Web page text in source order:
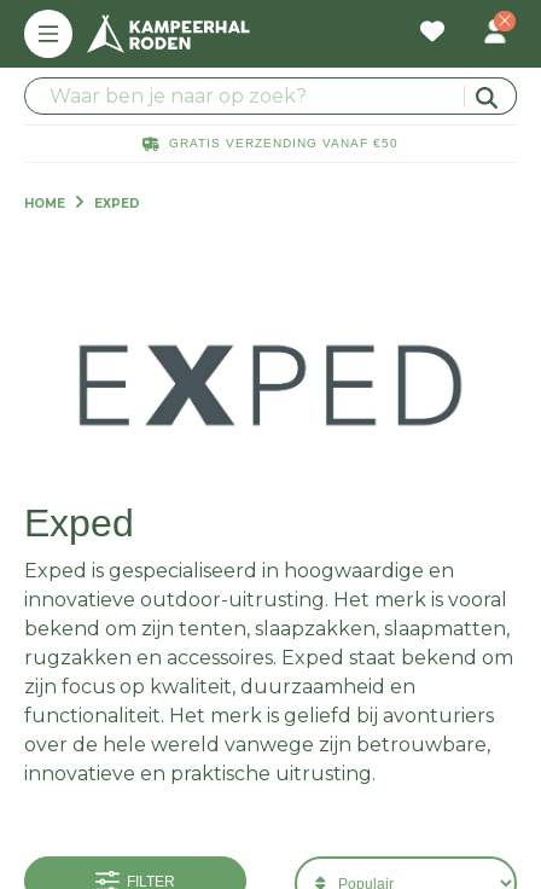
GRATIS VERZENDING VANAF €50
HOME EXPED
Exped
Exped is gespecialiseerd in hoogwaardige en
innovatieve outdoor-uitrusting. Het merk is vooral
bekend om zijn tenten, slaapzakken, slaapmatten,
rugzakken en accessoires. Exped staat bekend om
zijn focus op kwaliteit, duurzaamheid en
functionaliteit. Het merk is geliefd bij avonturiers
over de hele wereld vanwege zijn betrouwbare,
innovatieve en praktische uitrusting.
FILTER